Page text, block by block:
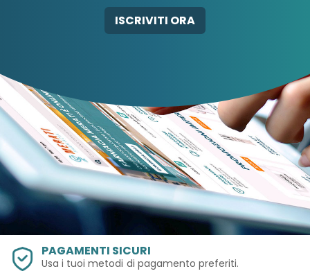
DIAGNOSTICS
IND.FARM.RIUN.SRL
AB-GLOBAL SRL
AB-GLOBAL SRL
ISCRIVITI ORA
PAGAMENTI SICURI
Usa i tuoi metodi di pagamento preferiti.